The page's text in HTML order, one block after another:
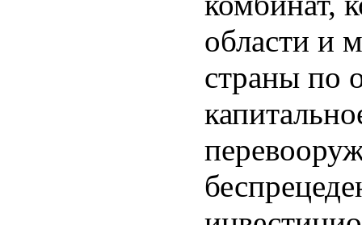
области и
страны по